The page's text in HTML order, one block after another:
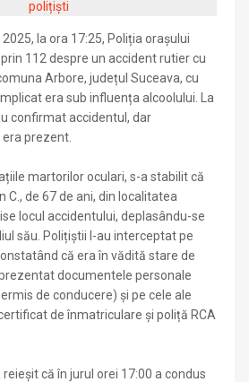
la ora 17:25, Poliția orașului
112 despre un accident rutier cu
Arbore, județul Suceava, cu
era sub influența alcoolului. La
confirmat accidentul, dar
prezent.
martorilor oculari, s-a stabilit că
C., de 67 de ani, din localitatea
locul accidentului, deplasându-se
său. Polițiștii l-au interceptat pe
că era în vădită stare de
documentele personale
de conducere) și pe cele ale
de înmatriculare și poliță RCA
reieșit că în jurul orei 17:00 a condus